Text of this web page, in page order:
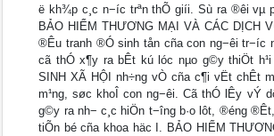
ë kh¾p c¸c n−íc trªn thÕ giíi. Sù ra ®êi vµ
BẢO HIỂM THƯƠNG MẠI VÀ CÁC DỊCH
®Êu tranh ®Ó sinh tån cña con ng−êi tr−íc
cã thÓ x¶y ra bÊt kú lóc nµo g©y thiÖt h¹i
SINH XÃ HỘI nh÷ng vÒ cña c¶i vËt chÊt
m¹ng, søc khoÎ con ng−êi. Cã thÓ lÊy vÝ
g©y ra nh− c¸c hiÖn t−îng b·o lôt, ®éng
tiÕn bé cña khoa häc I. BẢO HIỂM